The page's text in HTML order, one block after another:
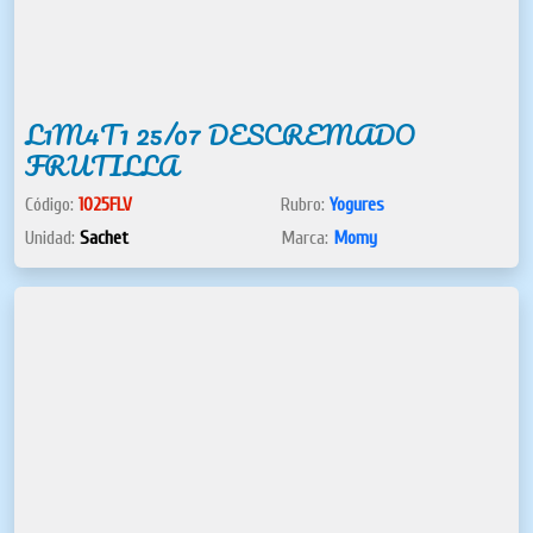
L1M4T1 25/07 DESCREMADO
FRUTILLA
Código: 1025FLV
Unidad: Sachet
Rubro: Yogures
Marca: Momy